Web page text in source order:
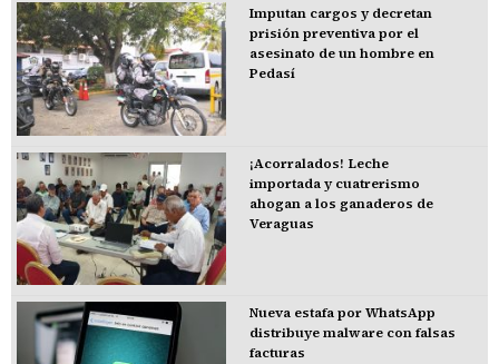
Imputan cargos y decretan
prisión preventiva por el
asesinato de un hombre en
Pedasí
¡Acorralados! Leche
importada y cuatrerismo
ahogan a los ganaderos de
Veraguas
Nueva estafa por WhatsApp
distribuye malware con falsas
facturas